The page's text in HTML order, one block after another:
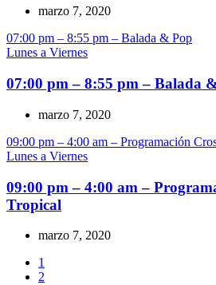
marzo 7, 2020
07:00 pm – 8:55 pm – Balada & Pop
Lunes a Viernes
07:00 pm – 8:55 pm – Balada
marzo 7, 2020
09:00 pm – 4:00 am – Programación
Lunes a Viernes
09:00 pm – 4:00 am –
Tropical
marzo 7, 2020
1
2